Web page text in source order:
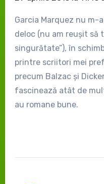
Garcia Marquez nu m-
deloc (nu am reuşit să
singurătate”), în
printre scriitori mei
precum Balzac şi
fascinează atât de
au romane bune.